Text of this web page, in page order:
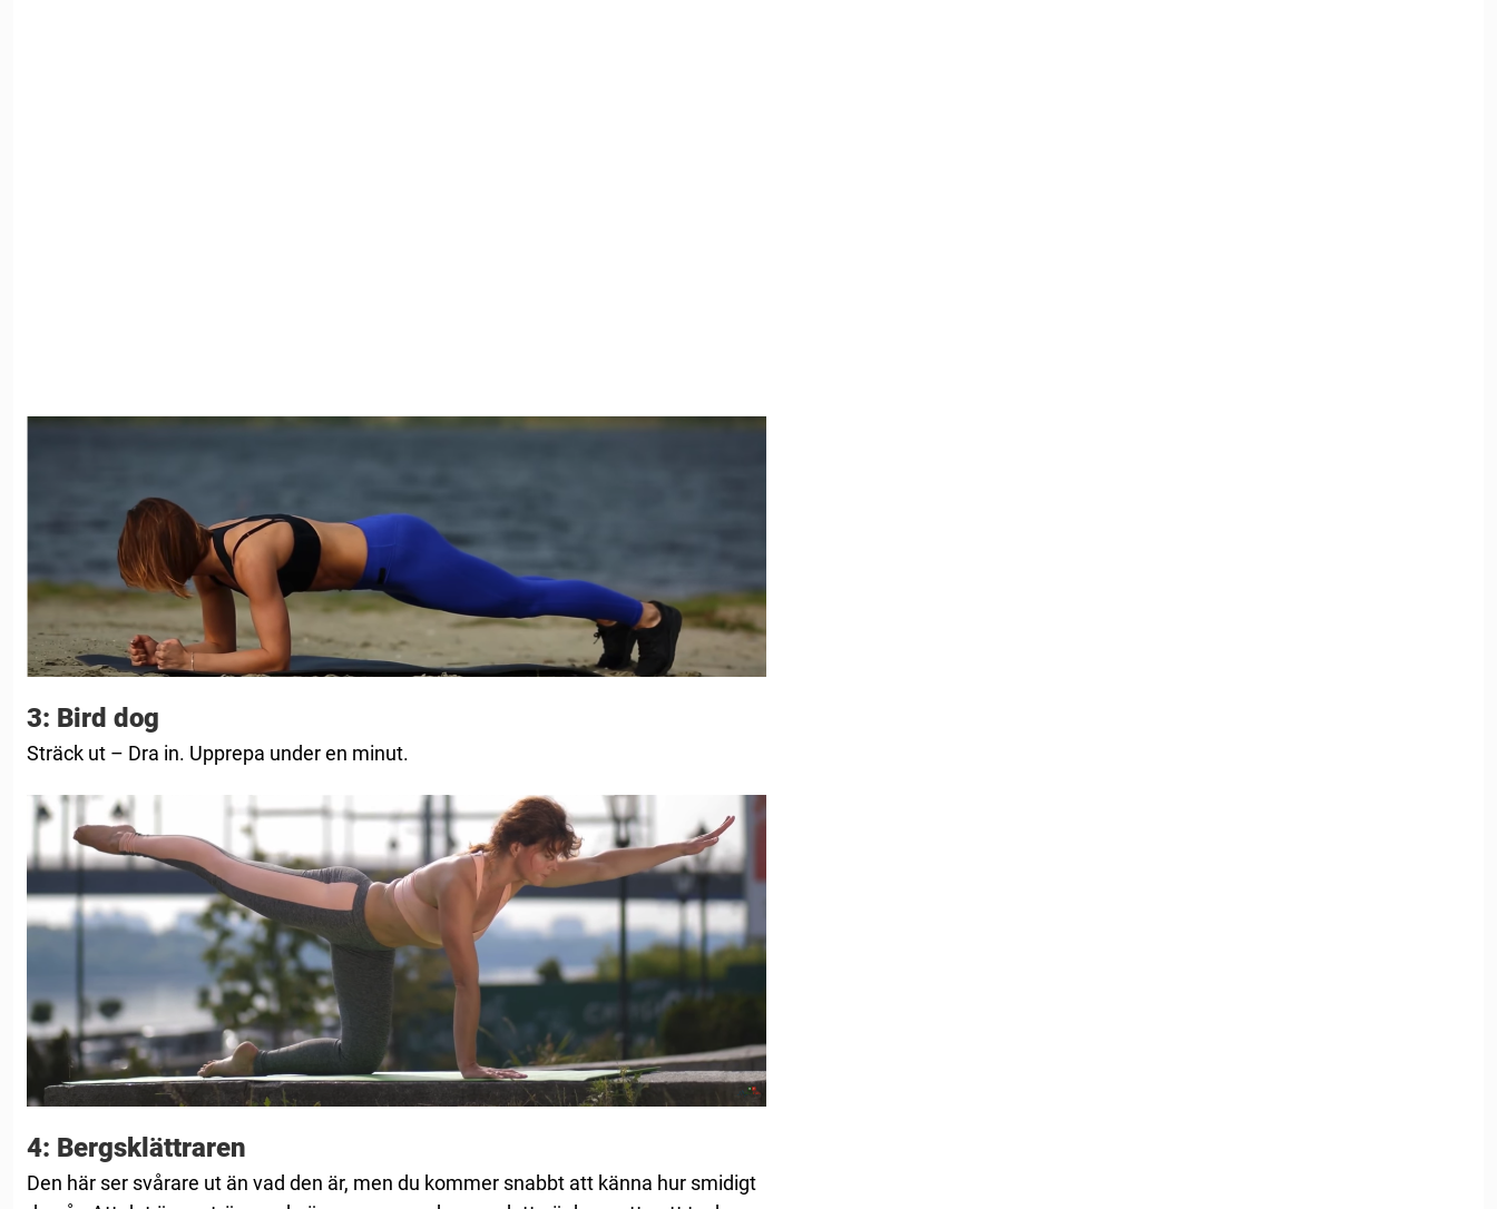
3: Bird dog
Sträck ut – Dra in. Upprepa under en minut.
4: Bergsklättraren
Den här ser svårare ut än vad den är, men du kommer snabbt att känna hur smidigt